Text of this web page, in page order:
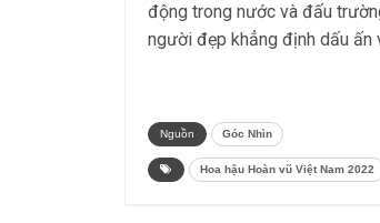
động trong nước và đấu
người đẹp khẳng định dấu ấn
Nguồn Góc Nhìn
Hoa hậu Hoàn vũ Việt Nam 2022